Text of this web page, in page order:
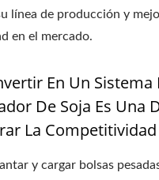
línea de producción y
en el mercado.
En Un Sistema
De Soja Es Una
La Competitividad
y cargar bolsas